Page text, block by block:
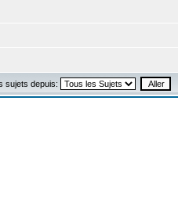
sujets depuis: